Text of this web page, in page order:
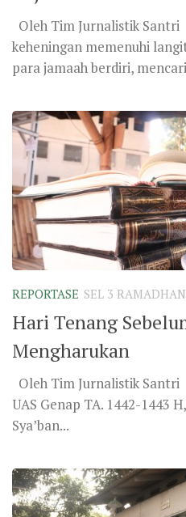
Oleh Tim Jurnalistik Santri
keheningan memenuhi
para jamaah berdiri,
REPORTASE SEL 3
Hari Tenang
Mengharukan
Oleh Tim Jurnalistik
UAS Genap TA. 1442-1443
Sya’ban...